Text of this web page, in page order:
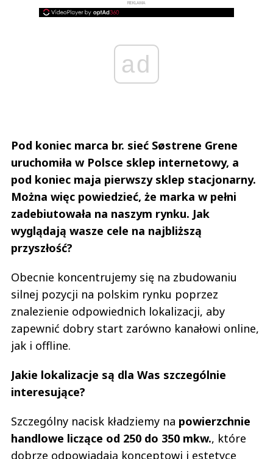
REKLAMA
ad
Pod koniec marca br. sieć Søstrene Grene
uruchomiła w Polsce sklep internetowy, a
pod koniec maja pierwszy sklep stacjonarny.
Można więc powiedzieć, że marka w pełni
zadebiutowała na naszym rynku. Jak
wyglądają wasze cele na najbliższą
przyszłość?
Obecnie koncentrujemy się na zbudowaniu
silnej pozycji na polskim rynku poprzez
znalezienie odpowiednich lokalizacji, aby
zapewnić dobry start zarówno kanałowi online,
jak i offline.
Jakie lokalizacje są dla Was szczególnie
interesujące?
Szczególny nacisk kładziemy na powierzchnie
handlowe liczące od 250 do 350 mkw., które
dobrze odpowiadają konceptowi i estetyce